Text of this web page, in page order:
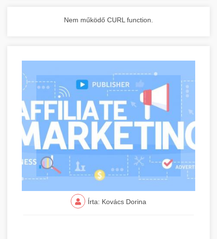
Nem működő CURL function.
Írta: Kovács Dorina